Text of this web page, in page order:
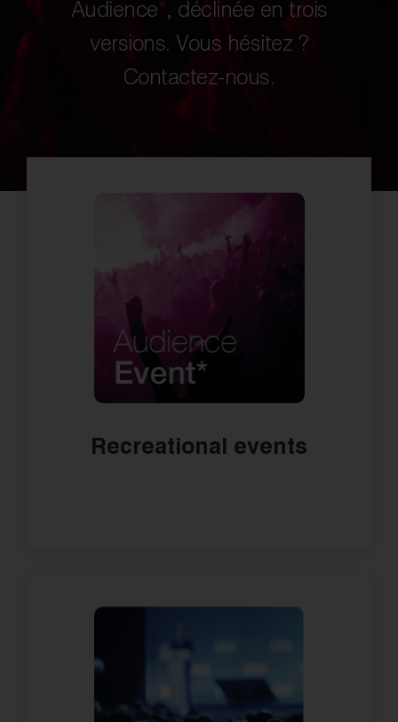
Audience*, déclinée en trois
versions. Vous hésitez ?
Contactez-nous.
Recreational events